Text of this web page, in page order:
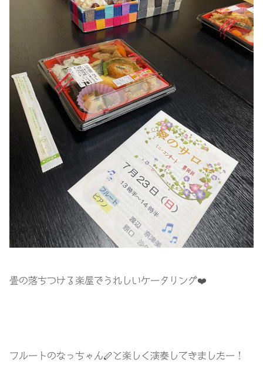
畳の落ちつける楽屋でうれしいケータリング❤️
フルートのなっちゃん🪈と楽しく演奏してきましたー！